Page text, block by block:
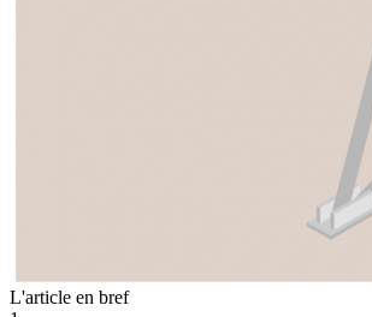
L'article en bref